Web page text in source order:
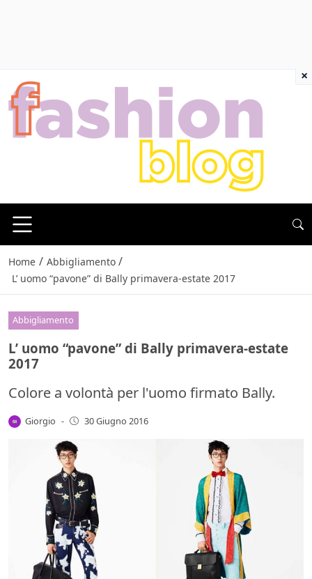
Home / Abbigliamento /
L’ uomo “pavone” di Bally primavera-estate 2017
Abbigliamento
L’ uomo “pavone” di Bally primavera-estate
2017
Colore a volontà per l'uomo firmato Bally.
Giorgio - 30 Giugno 2016
×